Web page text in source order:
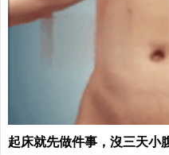
起床就先做件事，沒三天小